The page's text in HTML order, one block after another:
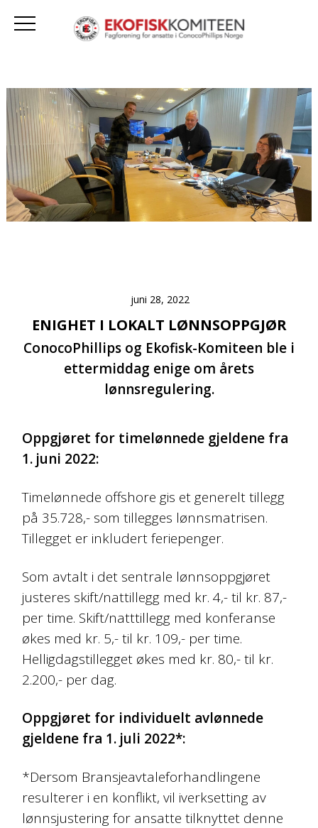
juni 28, 2022
ENIGHET I LOKALT LØNNSOPPGJØR
ConocoPhillips og Ekofisk-Komiteen ble i
ettermiddag enige om årets
lønnsregulering.
Oppgjøret for timelønnede gjeldene fra
1. juni 2022:
Timelønnede offshore gis et generelt tillegg
på 35.728,- som tillegges lønnsmatrisen.
Tillegget er inkludert feriepenger.
Som avtalt i det sentrale lønnsoppgjøret
justeres skift/nattillegg med kr. 4,- til kr. 87,-
per time. Skift/natttillegg med konferanse
økes med kr. 5,- til kr. 109,- per time.
Helligdagstillegget økes med kr. 80,- til kr.
2.200,- per dag.
Oppgjøret for individuelt avlønnede
gjeldene fra 1. juli 2022*:
*Dersom Bransjeavtaleforhandlingene
resulterer i en konflikt, vil iverksetting av
lønnsjustering for ansatte tilknyttet denne